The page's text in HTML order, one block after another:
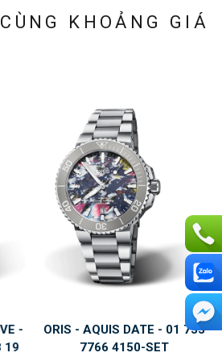
KHOẢNG GIÁ
- 01 733
ORIS - AQUIS DATE - 01
7770 4150-SET